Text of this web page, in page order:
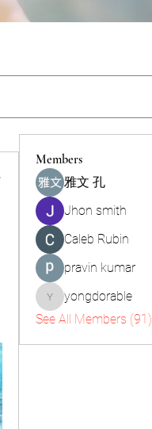
Members
雅文 孔
Jhon smith
Caleb Rubin
pravin kumar
yongdorable
yongdorable
See All Members (91)